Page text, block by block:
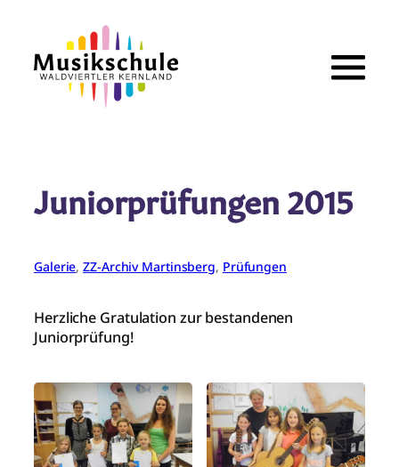
springen
Juniorprüfungen 2015
Galerie, ZZ-Archiv Martinsberg, Prüfungen
Herzliche Gratulation zur bestandenen
Juniorprüfung!